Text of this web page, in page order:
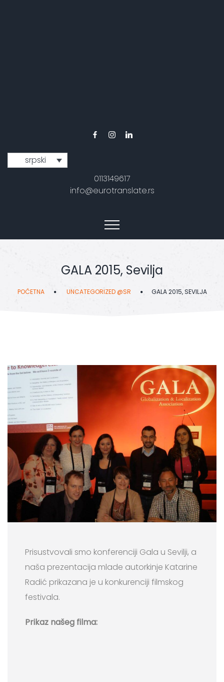
srpski
0113149617
info@eurotranslate.rs
GALA 2015, Sevilja
POČETNA UNCATEGORIZED @SR GALA 2015, SEVILJA
Prisustvovali smo konferenciji Gala u Sevilji, a
naša prezentacija mlade autorkinje Katarine
Radić prikazana je u konkurenciji filmskog
festivala.
Prikaz našeg filma: